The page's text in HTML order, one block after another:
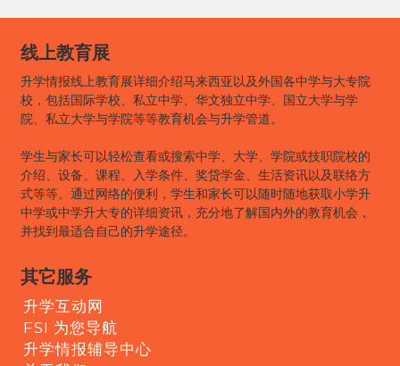
线上教育展
升学情报线上教育展详细介绍马来西亚以及外国各中学与大专院
校，包括国际学校、私立中学、华文独立中学、国立大学与学
院、私立大学与学院等等教育机会与升学管道。
学生与家长可以轻松查看或搜索中学、大学、学院或技职院校的
介绍、设备、课程、入学条件、奖贷学金、生活资讯以及联络方
式等等。通过网络的便利，学生和家长可以随时随地获取小学升
中学或中学升大专的详细资讯，充分地了解国内外的教育机会，
并找到最适合自己的升学途径。
其它服务
升学互动网
FSI 为您导航
升学情报辅导中心